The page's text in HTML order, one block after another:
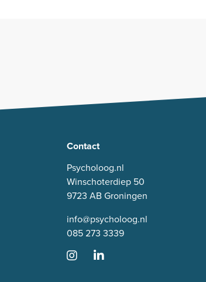
Contact
Psycholoog.nl
Winschoterdiep 50
9723 AB Groningen
info@psycholoog.nl
085 273 3339